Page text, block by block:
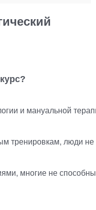
и мануальной
тренировкам, люди
многие не